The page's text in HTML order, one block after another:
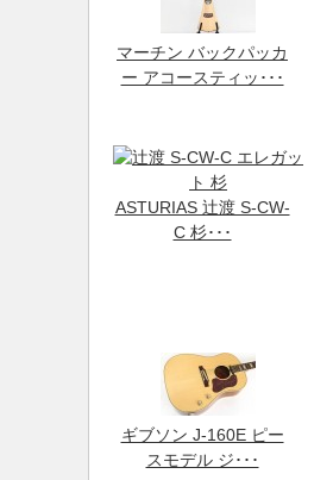
マーチン バックパッカ
ー アコースティッ･･･
ASTURIAS 辻渡 S-CW-
C 杉･･･
ギブソン J-160E ピー
スモデル ジ･･･